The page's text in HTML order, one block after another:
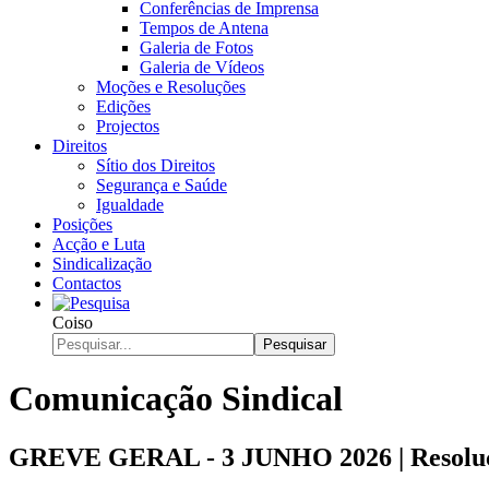
Conferências de Imprensa
Tempos de Antena
Galeria de Fotos
Galeria de Vídeos
Moções e Resoluções
Edições
Projectos
Direitos
Sítio dos Direitos
Segurança e Saúde
Igualdade
Posições
Acção e Luta
Sindicalização
Contactos
Coiso
Pesquisar
Comunicação Sindical
GREVE GERAL - 3 JUNHO 2026 |